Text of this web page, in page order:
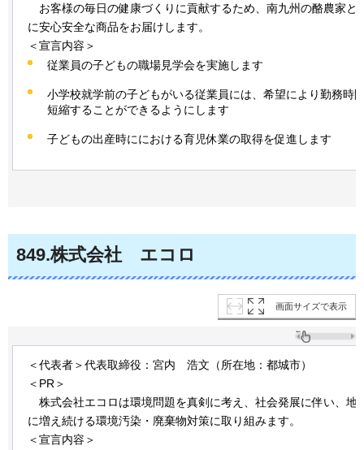
お客様の毎日の健康づくりに貢献するため、南九州の酪農家と
に安心安全な商品をお届けします。
＜宣言内容＞
従業員の子どもの職場見学会を実施します
小学校就学前の子どもがいる従業員には、希望により勤務時
短縮することができるようにします
子どもの出産時ににおける育児休業の取得を促進します
849.株式会社 エコロ
画面サイズで表示
＜代表者＞代表取締役：宮内 浩文 （所在地：都城市）
＜PR＞
株式会社エコロは環境問題を真剣に考え、社会発展に伴い、地
に増え続ける環境汚染・廃棄物対策に取り組みます。
＜宣言内容＞